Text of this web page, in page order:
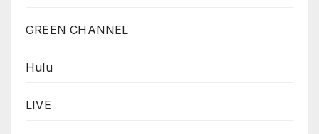
GREEN CHANNEL
Hulu
LIVE